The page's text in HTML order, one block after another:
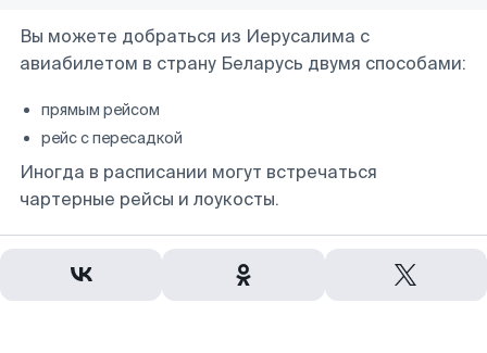
Вы можете добраться из Иерусалима с
авиабилетом в страну Беларусь двумя способами:
прямым рейсом
рейс с пересадкой
Иногда в расписании могут встречаться
чартерные рейсы и лоукосты.